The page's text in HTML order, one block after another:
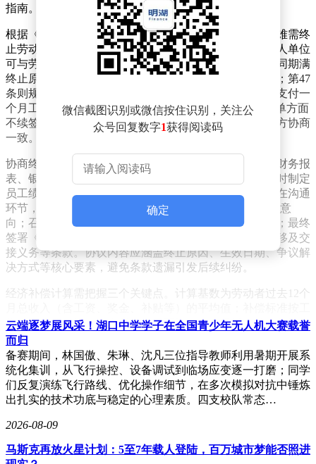
指南。
根据《劳动合同法》相关规定，企业因生产经营严重困难需终
止劳动合同时，需严格遵循法定程序。第41条明确，用人单位
可与劳动者协商变更或提前终止合同；第46条指出，合同期满
终止原则上无需额外补偿，但协商一致终止的情形除外；第47
条则规定了补偿标准，即按劳动者工作年限，每满一年支付一
个月工资。法律专家提醒，企业若仅以“经营困难”为由单方面
不续签，可能面临补偿责任，必须确保终止程序基于双方协商
一致。
协商终止过程中，企业需做好充分准备。首先，需收集财务报
表、银行流水、客户订单缩减证明等经营困难证据，同时制定
员工绩效评估及岗位调整方案，为谈判提供数据支撑。在沟通
环节，建议分三步推进：提前3-5个工作日书面通知协商意
向；召开集中会议说明困难根源、补偿方案及测算依据；最终
签署《终止协议》，明确补偿金额、支付时间、社保转移及交
接义务等条款。协议内容应涵盖终止原因、生效日期、争议解
决方式等核心要素，避免条款遗漏引发后续纠纷。
经济补偿计算需把握三个关键点。计算基数为劳动者过去12个
作年限折算，满一年支付一个月工资，六个月以上按一年计
算；不足六个月则支付半个月工资。例如，某员工月薪2万
元，工作4年3个月，其补偿金额为2万×4.5=9万元。企业需注
意，若员工月工资高于当地社平工资三倍，补偿基数按三倍社
平工资封顶。
风险防控需贯穿终止全流程。企业应完整保存谈判记录、邮件
往来、协议文本等材料，必要时要求员工签字确认。协议条款
伤认定等潜在问题，可在协议中增设“协助解决”条款，降低后
微信截图识别或微信按住识别，关注公
众号回复数字1获得阅读码
确定
云端逐梦展风采！湖口中学学子在全国青少年无人机大赛载誉
而归
备赛期间，林国傲、朱琳、沈凡三位指导教师利用暑期开展系
统化集训，从飞行操控、设备调试到临场应变逐一打磨；同学
们反复演练飞行路线、优化操作细节，在多次模拟对抗中锤炼
出扎实的技术功底与稳定的心理素质。四支校队常态…
2026-08-09
马斯克再放火星计划：5至7年载人登陆，百万城市梦能否照进